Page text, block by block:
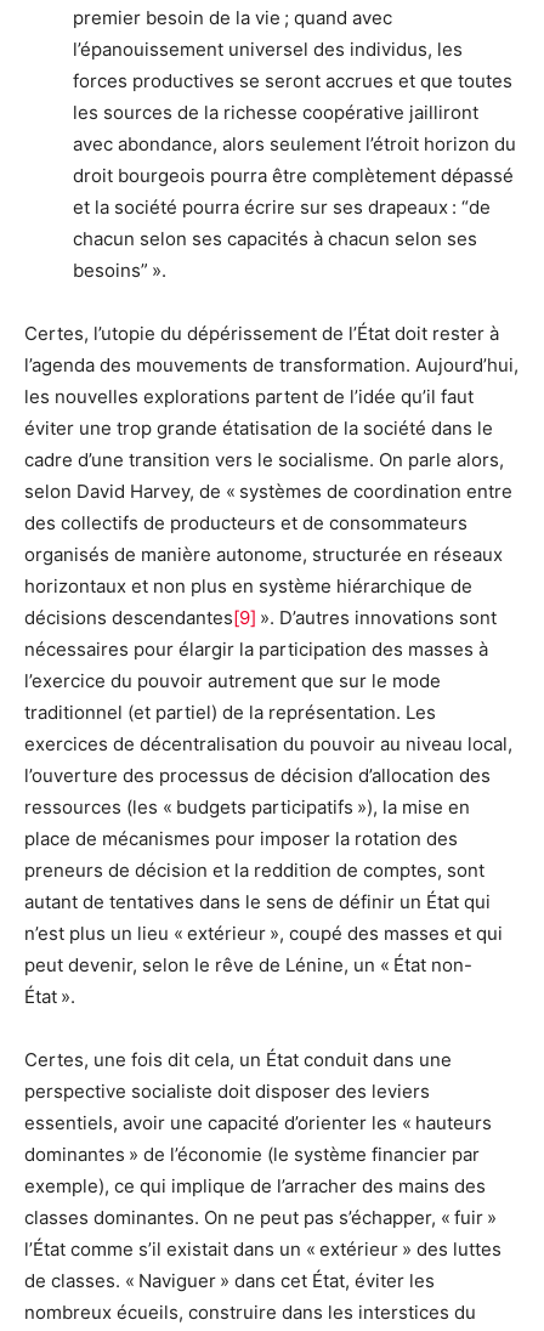
premier besoin de la vie ; quand avec
l’épanouissement universel des individus, les
forces productives se seront accrues et que toutes
les sources de la richesse coopérative jailliront
avec abondance, alors seulement l’étroit horizon du
droit bourgeois pourra être complètement dépassé
et la société pourra écrire sur ses drapeaux : “de
chacun selon ses capacités à chacun selon ses
besoins” ».
Certes, l’utopie du dépérissement de l’État doit rester à
l’agenda des mouvements de transformation. Aujourd’hui,
les nouvelles explorations partent de l’idée qu’il faut
éviter une trop grande étatisation de la société dans le
cadre d’une transition vers le socialisme. On parle alors,
selon David Harvey, de « systèmes de coordination entre
des collectifs de producteurs et de consommateurs
organisés de manière autonome, structurée en réseaux
horizontaux et non plus en système hiérarchique de
décisions descendantes[9] ». D’autres innovations sont
nécessaires pour élargir la participation des masses à
l’exercice du pouvoir autrement que sur le mode
traditionnel (et partiel) de la représentation. Les
exercices de décentralisation du pouvoir au niveau local,
l’ouverture des processus de décision d’allocation des
ressources (les « budgets participatifs »), la mise en
place de mécanismes pour imposer la rotation des
preneurs de décision et la reddition de comptes, sont
autant de tentatives dans le sens de définir un État qui
n’est plus un lieu « extérieur », coupé des masses et qui
peut devenir, selon le rêve de Lénine, un « État non-
État ».
Certes, une fois dit cela, un État conduit dans une
perspective socialiste doit disposer des leviers
essentiels, avoir une capacité d’orienter les « hauteurs
dominantes » de l’économie (le système financier par
exemple), ce qui implique de l’arracher des mains des
classes dominantes. On ne peut pas s’échapper, « fuir »
l’État comme s’il existait dans un « extérieur » des luttes
de classes. « Naviguer » dans cet État, éviter les
nombreux écueils, construire dans les interstices du